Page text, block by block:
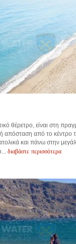
θέρετρο, είναι στη
απόσταση από το κέντρο
και πάνω στην
διαβάστε περισσότερα